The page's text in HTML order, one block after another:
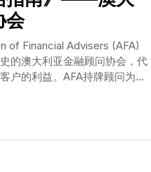
的各项问
保护主义，
，他说：中
中国将变成全
主义越来越强
的过程。他
话题，但
万多字，我
是澳洲，他
投资助力澳大利亚的经济增
大利亚正处在一个巨大的历史
的企业家在澳大利亚探索出各
莫里森 维多利亚州州长贺信
会
of Financial Advisers (AFA)
的澳大利亚金融顾问协会，代
户的利益。AFA持牌顾问为客
地产协会 Real Estate
协会。REIA是一个没有政治立